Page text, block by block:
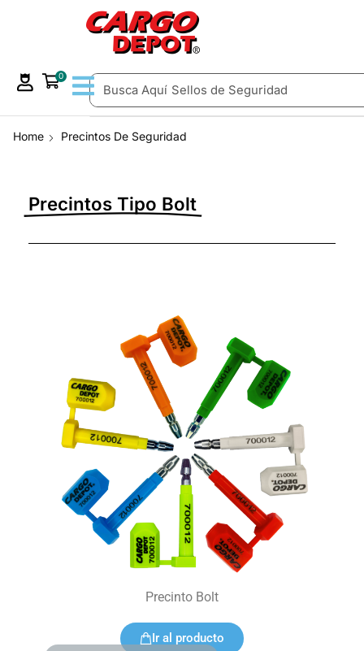
Busca Aquí Sellos de Seguridad
0
Home Precintos De Seguridad
Precintos Tipo Bolt
Precinto Bolt
Ir al producto